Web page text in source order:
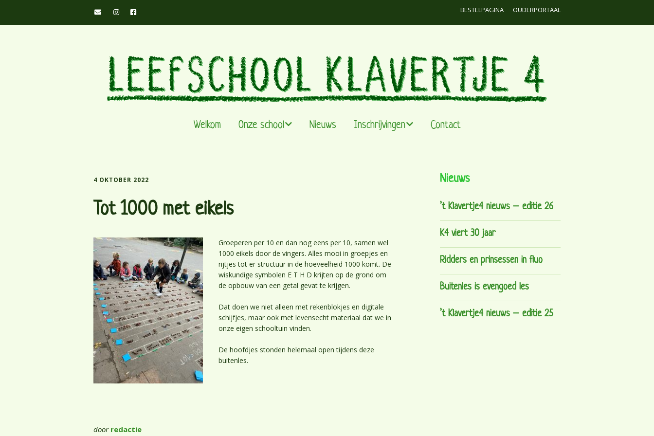
BESTELPAGINA OUDERPORTAAL
Welkom Onze school
Ouderparticipatie
Nieuws Inschrijvingen Contact
4 OKTOBER 2022
Tot 1000 met eikels
Groeperen per 10 en dan nog eens per 10, samen wel
1000 eikels door de vingers. Alles mooi in groepjes en
rijtjes tot er structuur in de hoeveelheid 1000 komt. De
wiskundige symbolen E T H D krijten op de grond om
de opbouw van een getal gevat te krijgen.
Dat doen we niet alleen met rekenblokjes en digitale
schijfjes, maar ook met levensecht materiaal dat we in
onze eigen schooltuin vinden.
De hoofdjes stonden helemaal open tijdens deze
buitenles.
door redactie
Nieuws
’t Klavertje4 nieuws – editie 26
K4 viert 30 jaar
Ridders en prinsessen in fluo
Buitenles is evengoed les
’t Klavertje4 nieuws – editie 25